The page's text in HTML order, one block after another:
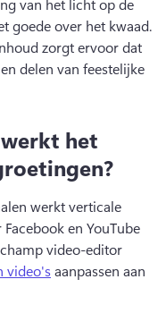
van het licht op de
zorgt ervoor dat
delen van feestelijke
het
werkt verticale
Facebook en YouTube
video-editor
video's aanpassen aan